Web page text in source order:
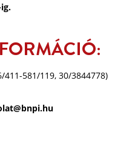
411-581/119, 30/3844778)